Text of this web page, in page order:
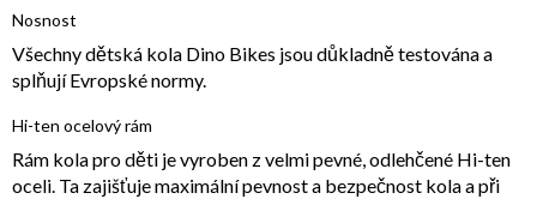
Nosnost
Všechny dětská kola Dino Bikes jsou důkladně testována a
splňují Evropské normy.
Hi-ten ocelový rám
Rám kola pro děti je vyroben z velmi pevné, odlehčené Hi-ten
oceli. Ta zajišťuje maximální pevnost a bezpečnost kola a při